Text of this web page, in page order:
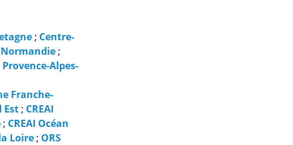
; Centre-
Normandie;
Provence-Alpes-
Franche-
Est; CREAI
; CREAI Océan
Loire; ORS